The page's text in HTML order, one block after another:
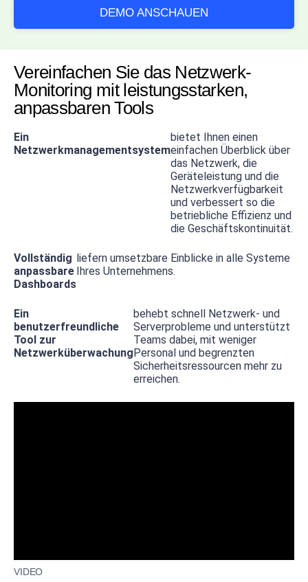
DEMO ANSCHAUEN
Vereinfachen Sie das Netzwerk-
Monitoring mit leistungsstarken,
anpassbaren Tools
Ein
Netzwerkmanagementsystem
bietet Ihnen einen
einfachen Überblick über
das Netzwerk, die
Geräteleistung und die
Netzwerkverfügbarkeit
und verbessert so die
betriebliche Effizienz und
die Geschäftskontinuität.
Vollständig
anpassbare
Dashboards
liefern umsetzbare Einblicke in alle Systeme
Ihres Unternehmens.
Ein
benutzerfreundliche
Tool zur
Netzwerküberwachung
behebt schnell Netzwerk- und
Serverprobleme und unterstützt
Teams dabei, mit weniger
Personal und begrenzten
Sicherheitsressourcen mehr zu
erreichen.
VIDEO